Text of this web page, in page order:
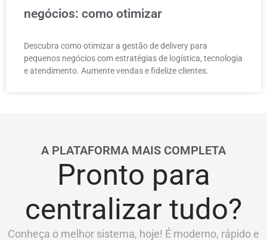
negócios: como otimizar
Descubra como otimizar a gestão de delivery para
pequenos negócios com estratégias de logística, tecnologia
e atendimento. Aumente vendas e fidelize clientes.
A PLATAFORMA MAIS COMPLETA
Pronto para
centralizar tudo?
Conheça o melhor sistema, hoje! É moderno, rápido e